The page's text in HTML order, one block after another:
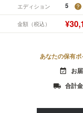
エディション 5
金額（税込）
あなたの保有
event_available お
local_shipping 合計